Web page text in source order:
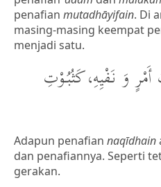
penafian mutadhāyifain. Di
masing-masing keempat
menjadi satu.
أَمْرٍ وَ نَفْيِهِ، كَثُبُوْتِ
Adapun penafian naqīdhain
dan penafiannya. Seperti
gerakan.